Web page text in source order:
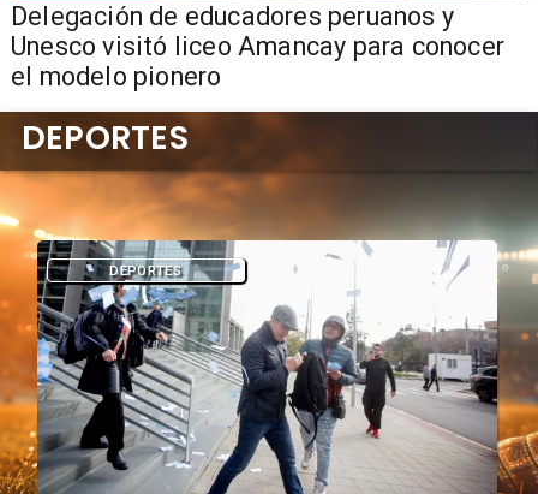
Delegación de educadores peruanos y
Unesco visitó liceo Amancay para conocer
el modelo pionero
DEPORTES
DEPORTES